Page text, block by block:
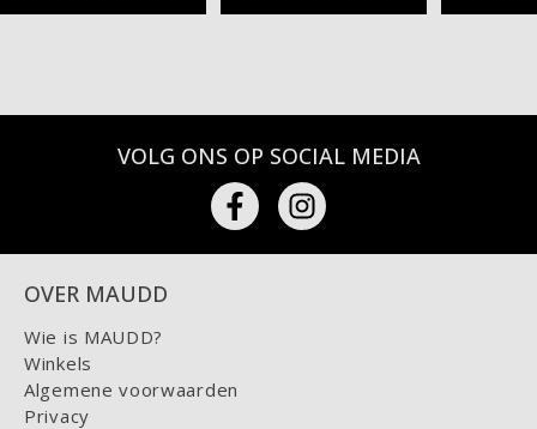
VOLG ONS OP SOCIAL MEDIA
OVER MAUDD
Wie is MAUDD?
Winkels
Algemene voorwaarden
Privacy